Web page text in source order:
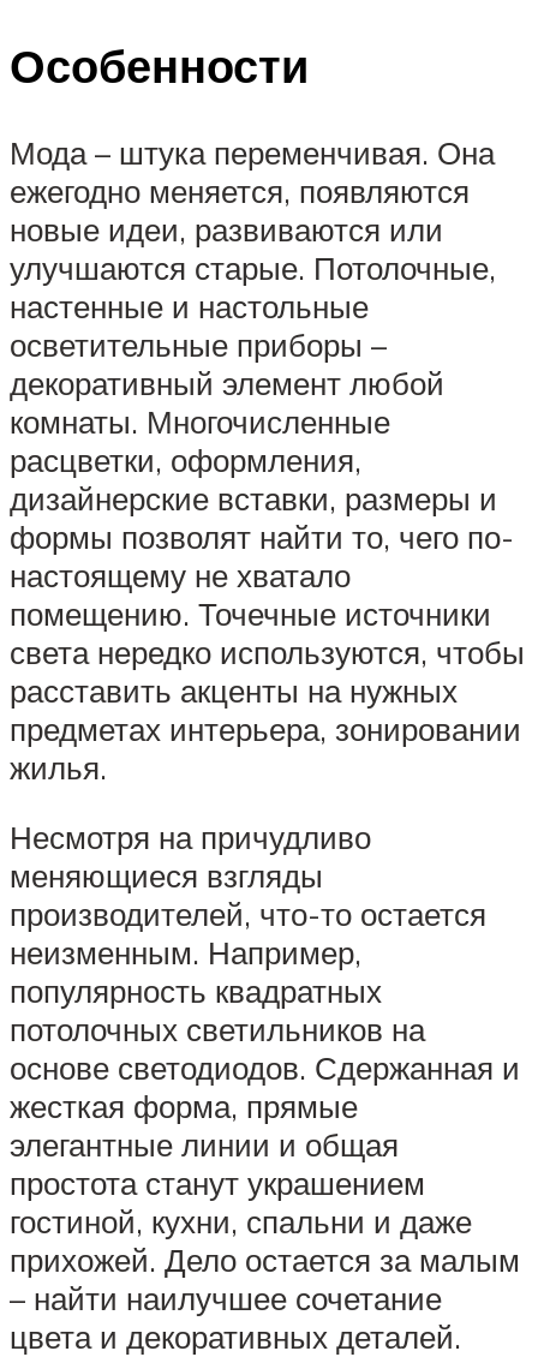
Особенности
Мода – штука переменчивая. Она
ежегодно меняется, появляются
новые идеи, развиваются или
улучшаются старые. Потолочные,
настенные и настольные
осветительные приборы –
декоративный элемент любой
комнаты. Многочисленные
расцветки, оформления,
дизайнерские вставки, размеры и
формы позволят найти то, чего по-
настоящему не хватало
помещению. Точечные источники
света нередко используются, чтобы
расставить акценты на нужных
предметах интерьера, зонировании
жилья.
Несмотря на причудливо
меняющиеся взгляды
производителей, что-то остается
неизменным. Например,
популярность квадратных
потолочных светильников на
основе светодиодов. Сдержанная и
жесткая форма, прямые
элегантные линии и общая
простота станут украшением
гостиной, кухни, спальни и даже
прихожей. Дело остается за малым
– найти наилучшее сочетание
цвета и декоративных деталей.